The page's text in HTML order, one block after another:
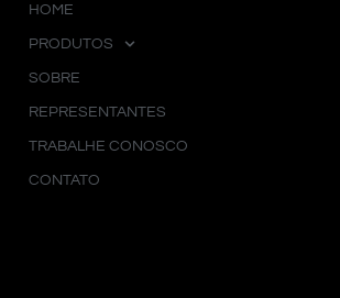
HOME
PRODUTOS
SOBRE
REPRESENTANTES
TRABALHE CONOSCO
CONTATO